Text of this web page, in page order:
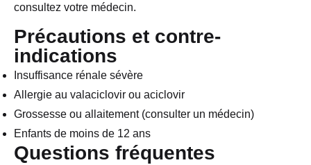
consultez votre médecin.
Précautions et contre-
indications
Insuffisance rénale sévère
Allergie au valaciclovir ou aciclovir
Grossesse ou allaitement (consulter un médecin)
Enfants de moins de 12 ans
Questions fréquentes